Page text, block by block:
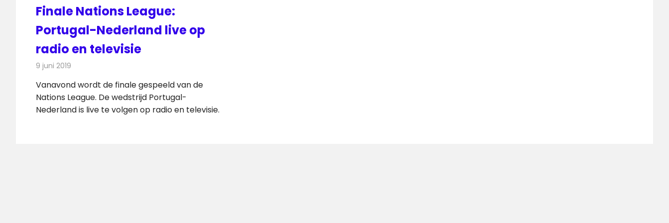
Finale Nations League:
Portugal-Nederland live op
radio en televisie
9 juni 2019
Vanavond wordt de finale gespeeld van de
Nations League. De wedstrijd Portugal-
Nederland is live te volgen op radio en televisie.